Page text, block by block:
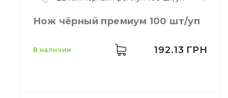
Количество в упаковке
100, шт.
Нож чёрный премиум 100 шт/уп
в наличии 192.13 ГРН